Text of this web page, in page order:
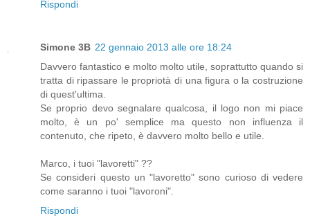
Rispondi
Simone 3B 22 gennaio 2013 alle ore 18:24
Davvero fantastico e molto molto utile, soprattutto quando si
tratta di ripassare le propriotà di una figura o la costruzione
di quest'ultima.
Se proprio devo segnalare qualcosa, il logo non mi piace
molto, è un po' semplice ma questo non influenza il
contenuto, che ripeto, è davvero molto bello e utile.
Marco, i tuoi "lavoretti" ??
Se consideri questo un "lavoretto" sono curioso di vedere
come saranno i tuoi "lavoroni".
Rispondi